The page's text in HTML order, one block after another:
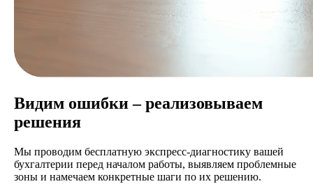
Видим ошибки – реализовываем
решения
Мы проводим бесплатную экспресс-диагностику вашей
бухгалтерии перед началом работы, выявляем проблемные
зоны и намечаем конкретные шаги по их решению.